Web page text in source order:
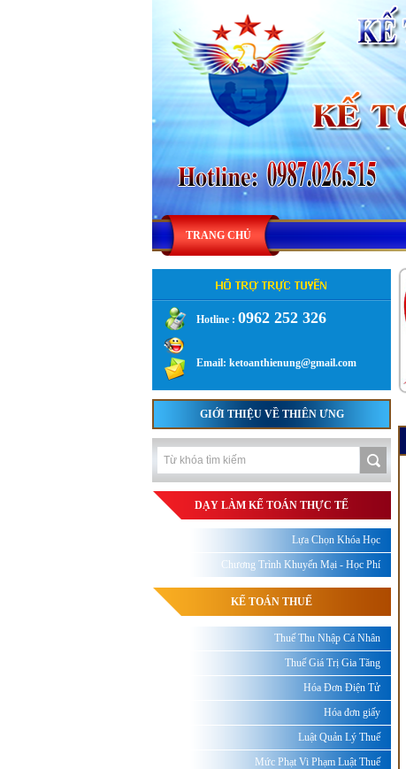
TRANG CHỦ
Hotline : 0962 252 326
.
Email: ketoanthienung@gmail.com
GIỚI THIỆU VỀ THIÊN ƯNG
DẠY LÀM KẾ TOÁN THỰC TẾ
Lựa Chọn Khóa Học
Chương Trình Khuyến Mại - Học Phí
KẾ TOÁN THUẾ
Thuế Thu Nhập Cá Nhân
Thuế Giá Trị Gia Tăng
Hóa Đơn Điện Tử
Hóa đơn giấy
Luật Quản Lý Thuế
Mức Phạt Vi Phạm Luật Thuế